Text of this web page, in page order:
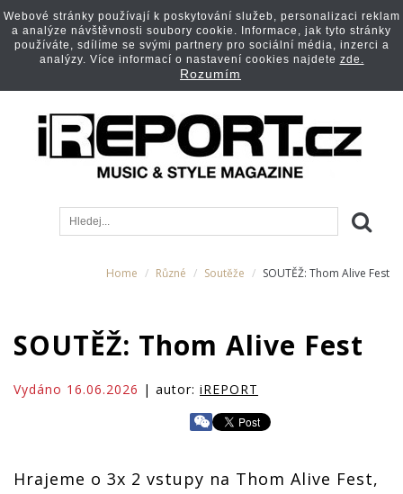
Home Různé Soutěže SOUTĚŽ: Thom Alive Fest
SOUTĚŽ: Thom Alive Fest
Vydáno 16.06.2026 | autor: iREPORT
Hrajeme o 3x 2 vstupy na Thom Alive Fest,
Webové stránky používají k poskytování služeb, personalizaci reklam
a analýze návštěvnosti soubory cookie. Informace, jak tyto stránky
používáte, sdílíme se svými partnery pro sociální média, inzerci a
analýzy. Více informací o nastavení cookies najdete zde.
Rozumím